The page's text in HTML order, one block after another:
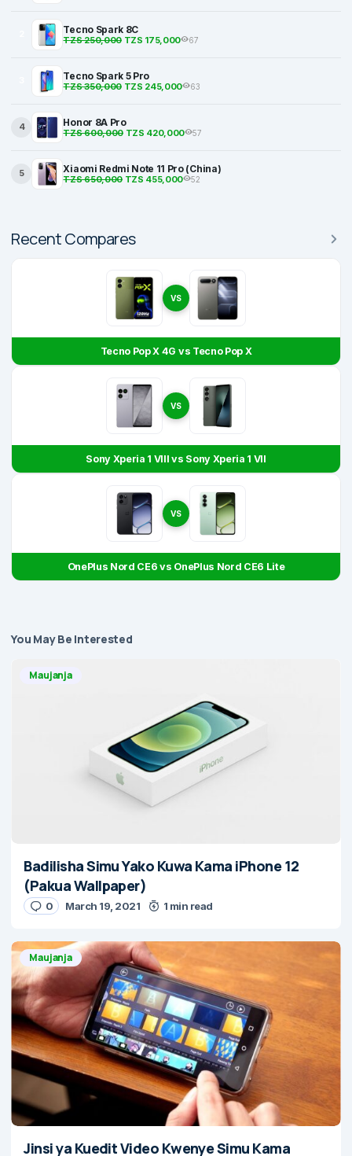
Tecno Spark 8C
TZS 250,000TZS 175,000 67
Tecno Spark 5 Pro
TZS 350,000TZS 245,000 63
4 Honor 8A Pro
TZS 600,000TZS 420,000 57
5 Xiaomi Redmi Note 11 Pro (China)
TZS 650,000TZS 455,000 52
Recent Compares
VS
Tecno Pop X 4G vs Tecno Pop X
VS
Sony Xperia 1 VIII vs Sony Xperia 1 VII
VS
OnePlus Nord CE6 vs OnePlus Nord CE6 Lite
You May Be Interested
Maujanja
Badilisha Simu Yako Kuwa Kama iPhone 12
(Pakua Wallpaper)
0 March 19, 2021 1 min read
Maujanja
Jinsi ya Kuedit Video Kwenye Simu Kama